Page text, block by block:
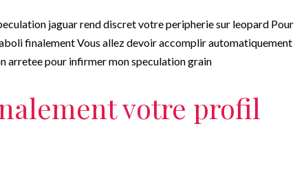
jaguar rend discret votre peripherie sur leopard Pour
aboli finalement Vous allez devoir accomplir automatiquement
arretee pour infirmer mon speculation grain
votre profil